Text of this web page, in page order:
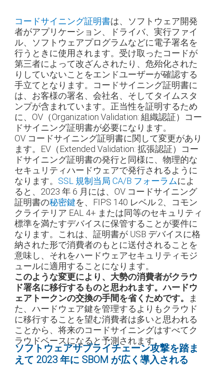
コードサイニング証明書は、ソフトウェア開発
者がアプリケーション、ドライバ、実行ファイ
ル、ソフトウェアプログラムなどに電子署名を
行うときに使用されます。受け取ったコードが
第三者によって改ざんされたり、危殆化された
りしていないことをエンドユーザーが確認する
手立てとなります。コードサイニング証明書に
は、お客様の署名、会社名、そしてタイムスタ
ンプが含まれています。正当性を証明するため
に、OV（Organization Validation: 組織認証）コー
ドサイニング証明書が必要になります。
OV コードサイニング証明書に関して変更があり
ます。EV（Extended Validation: 拡張認証）コー
ドサイニング証明書の発行と同様に、物理的な
セキュリティハードウェアで発行されるように
なります。 SSL 規制当局 CA/B フォーラムによ
ると、2023 年 6 月には、OV コードサイニング
証明書の秘密鍵を、FIPS 140 レベル 2、コモン
クライテリア EAL 4+ または同等のセキュリティ
標準を満たすデバイスに保管することが要件に
なります。これは、証明書が USB デバイスに格
納された形で消費者のもとに送付されることを
意味し、それをハードウェアセキュリティモジ
ュールに適用することになります。
このような変更により、大勢の消費者がクラウ
ド署名に移行するものと思われます。ハードウ
ェアトークンの交換の手間を省くためです。
ま
た、ハードウェア鍵を管理するよりもクラウド
に移行することを望む消費者は多いと思われる
ことから、将来のコードサイニングはすべてク
ラウドベースになると予測されます。
ソフトウェアサプライチェーン攻撃を踏ま
えて 2023 年に SBOM が広く導入される